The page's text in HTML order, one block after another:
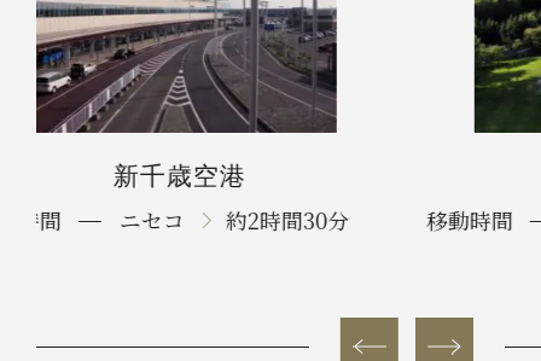
ニセコ
移動時間
千歳 約2時間30分 移動
Previous